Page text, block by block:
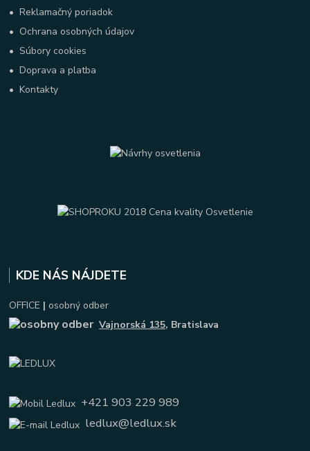
•Reklamačný poriadok
• Ochrana osobných údajov
•Súbory cookies
•Doprava a platba
•Kontakty
KDE NÁS NÁJDETE
OFFICE | osobný odber
Vajnorská 135, Bratislava
+421 903 229 989
ledlux@ledlux.sk